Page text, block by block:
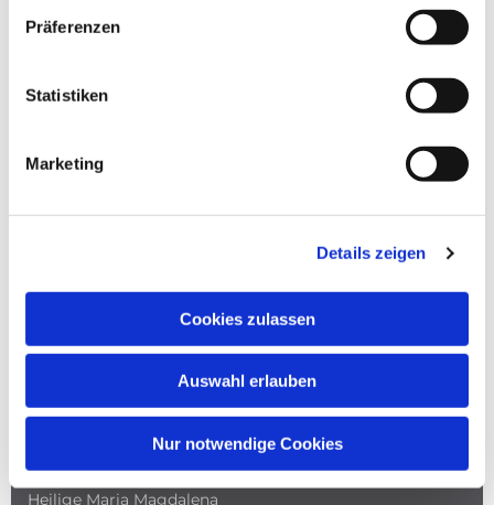
Präferenzen
Statistiken
Marketing
Details zeigen
Cookies zulassen
Auswahl erlauben
Nur notwendige Cookies
NAVIGATION
Katholische Kirche
Heilige Maria Magdalena